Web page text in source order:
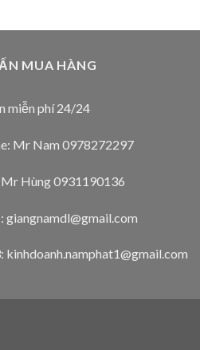
MUA HÀNG
miễn phí 24/24
Mr Nam 0978272297
Mr Hùng 0931190136
giangnamdl@gmail.com
kinhdoanh.namphat1@gmail.com